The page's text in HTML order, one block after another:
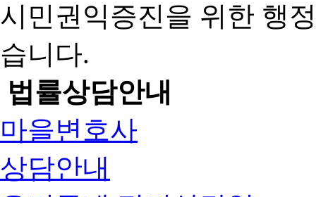
시민권익증진을 위한 행
습니다.
법률상담안내
마을변호사
상담안내